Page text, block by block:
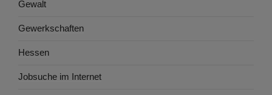
Gewalt
Gewerkschaften
Hessen
Jobsuche im Internet